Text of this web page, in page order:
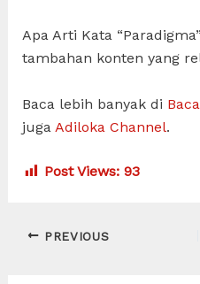
Apa Arti Kata
tambahan konten yang
Baca lebih banyak di
juga Adiloka Channel.
Post Views: 93
Post
PREVIOUS